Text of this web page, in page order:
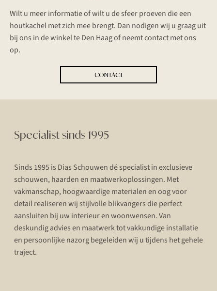
Wilt u meer informatie of wilt u de sfeer proeven die een
houtkachel met zich mee brengt. Dan nodigen wij u graag uit
bij ons in de winkel te Den Haag of neemt contact met ons
op.
CONTACT
Specialist sinds 1995
Sinds 1995 is Dias Schouwen dé specialist in exclusieve
schouwen, haarden en maatwerkoplossingen. Met
vakmanschap, hoogwaardige materialen en oog voor
detail realiseren wij stijlvolle blikvangers die perfect
aansluiten bij uw interieur en woonwensen. Van
deskundig advies en maatwerk tot vakkundige installatie
en persoonlijke nazorg begeleiden wij u tijdens het gehele
traject.